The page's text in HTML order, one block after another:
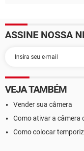
ASSINE NOSSA
VEJA TAMBÉM
Vender sua câmera
Como ativar a câmera
Como colocar